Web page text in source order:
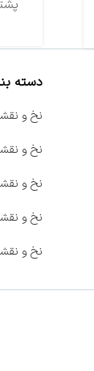
دسته
نخ و
نخ و
نخ و
نخ و
نخ و